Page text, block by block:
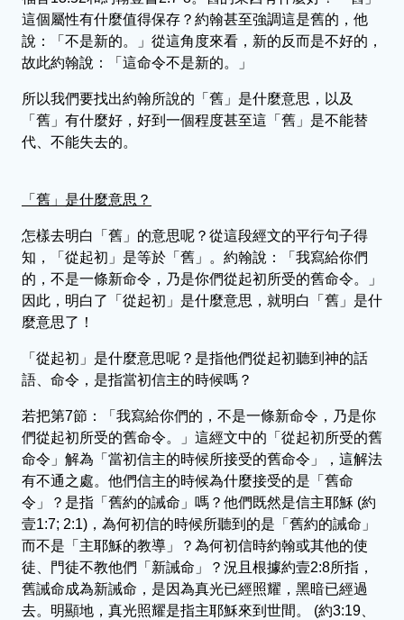
這個屬性有什麼值得保存？約翰甚至強調這是舊的，他
說：「不是新的。」從這角度來看，新的反而是不好的，
故此約翰說：「這命令不是新的。」
所以我們要找出約翰所說的「舊」是什麼意思，以及
「舊」有什麼好，好到一個程度甚至這「舊」是不能替
代、不能失去的。
「舊」是什麼意思？
怎樣去明白「舊」的意思呢？從這段經文的平行句子得
知，「從起初」是等於「舊」。約翰說：「我寫給你們
的，不是一條新命令，乃是你們從起初所受的舊命令。」
因此，明白了「從起初」是什麼意思，就明白「舊」是什
麼意思了！
「從起初」是什麼意思呢？是指他們從起初聽到神的話
語、命令，是指當初信主的時候嗎？
若把第7節：「我寫給你們的，不是一條新命令，乃是你
們從起初所受的舊命令。」這經文中的「從起初所受的舊
命令」解為「當初信主的時候所接受的舊命令」，這解法
有不通之處。他們信主的時候為什麼接受的是「舊命
令」？是指「舊約的誡命」嗎？他們既然是信主耶穌 (約
壹1:7; 2:1)，為何初信的時候所聽到的是「舊約的誡命」
而不是「主耶穌的教導」？為何初信時約翰或其他的使
徒、門徒不教他們「新誡命」？況且根據約壹2:8所指，
舊誡命成為新誡命，是因為真光已經照耀，黑暗已經過
去。明顯地，真光照耀是指主耶穌來到世間。 (約3:19、